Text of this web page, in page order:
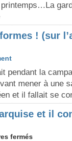
printemps…La
! (sur
pendant la
mener à une
et il fallait se
et il
fermés